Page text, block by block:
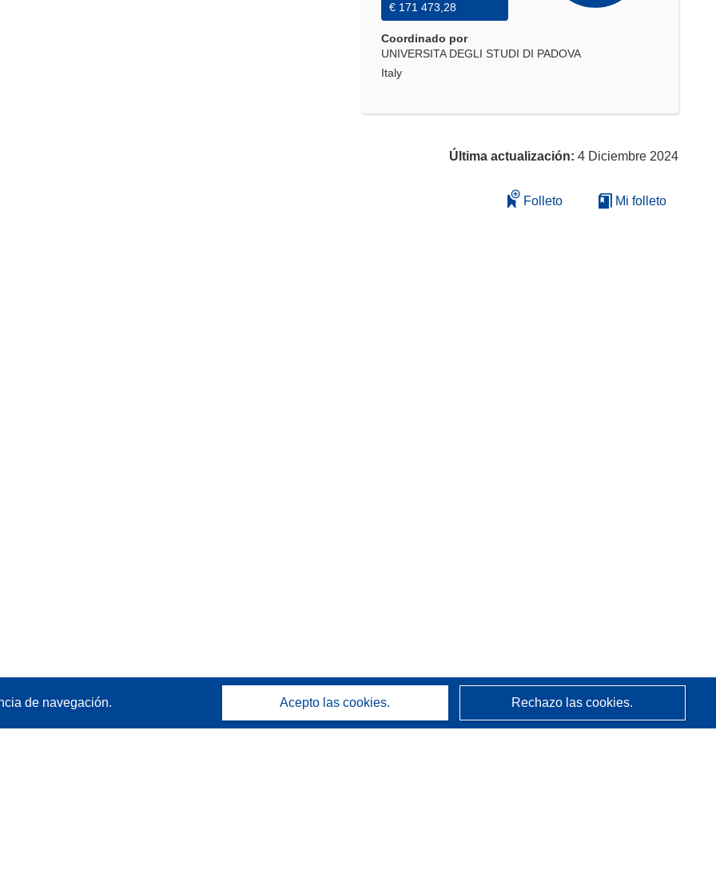
€ 171 473,28
Coordinado por
UNIVERSITA DEGLI STUDI DI PADOVA
Italy
Última actualización: 4 Diciembre 2024
Folleto Mi folleto
de navegación. Acepto las cookies. Rechazo las cookies.